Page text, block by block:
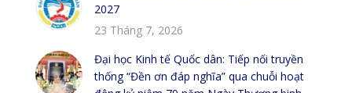
2027
23 Tháng 7, 2026
Đại học Kinh tế Quốc dân: Tiếp nối truyền
thống “Đền ơn đáp nghĩa” qua chuỗi hoạt